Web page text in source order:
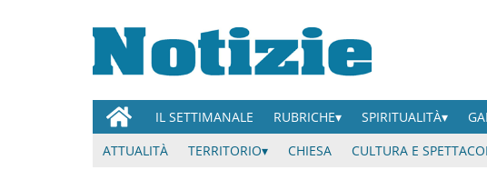
IL SETTIMANALE RUBRICHE SPIRITUALITÀ
ATTUALITÀ
TERRITORIO CHIESA CULTURA E